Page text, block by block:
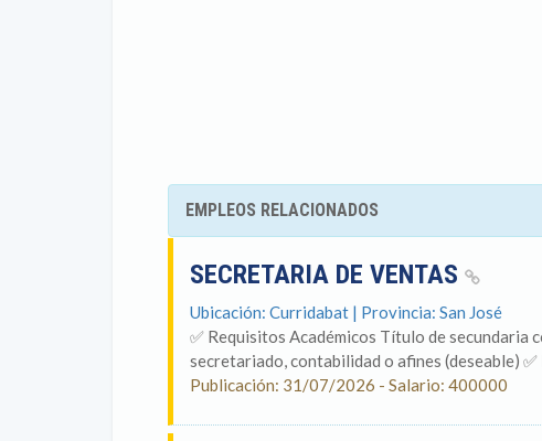
EMPLEOS RELACIONADOS
SECRETARIA DE VENTAS
Ubicación: Curridabat | Provincia: San José
✅ Requisitos Académicos Título de secundaria
secretariado, contabilidad o afines (deseable)
Publicación: 31/07/2026 - Salario: 400000